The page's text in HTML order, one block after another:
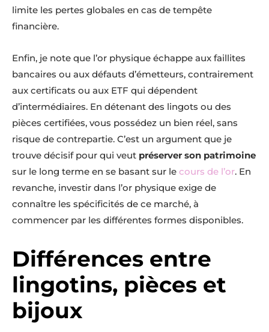
limite les pertes globales en cas de tempête
financière.
Enfin, je note que l’or physique échappe aux faillites
bancaires ou aux défauts d’émetteurs, contrairement
aux certificats ou aux ETF qui dépendent
d’intermédiaires. En détenant des lingots ou des
pièces certifiées, vous possédez un bien réel, sans
risque de contrepartie. C’est un argument que je
trouve décisif pour qui veut préserver son patrimoine
sur le long terme en se basant sur le cours de l’or. En
revanche, investir dans l’or physique exige de
connaître les spécificités de ce marché, à
commencer par les différentes formes disponibles.
Différences entre
lingotins, pièces et
bijoux